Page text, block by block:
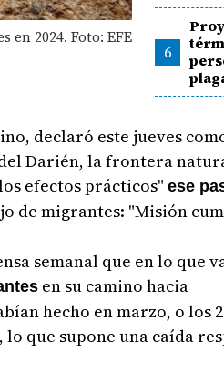
en 2024. Foto: EFE
6
declaró este jueves
Darién, la frontera
efectos prácticos" ese
de migrantes: "Misión
semanal que en lo que
en su camino hacia
hecho en marzo, o los
que supone una caída